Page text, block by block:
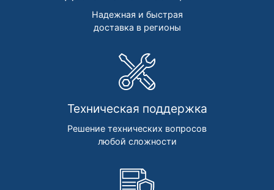
Надежная и быстрая
доставка в регионы
Техническая поддержка
Решение технических вопросов
любой сложности